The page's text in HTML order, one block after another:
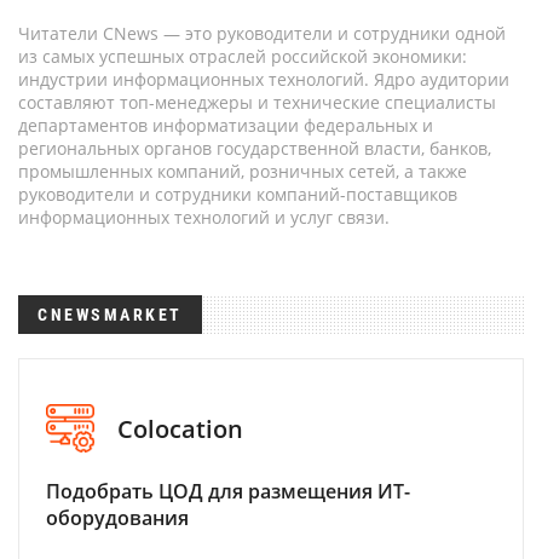
Читатели CNews — это руководители и сотрудники одной
из самых успешных отраслей российской экономики:
индустрии информационных технологий. Ядро аудитории
составляют топ-менеджеры и технические специалисты
департаментов информатизации федеральных и
региональных органов государственной власти, банков,
промышленных компаний, розничных сетей, а также
руководители и сотрудники компаний-поставщиков
информационных технологий и услуг связи.
CNEWSMARKET
Colocation
Подобрать ЦОД для размещения ИТ-
оборудования